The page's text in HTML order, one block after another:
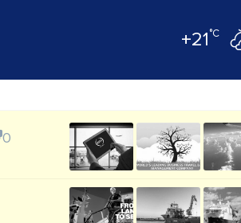
+21°C
0